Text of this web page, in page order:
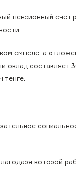
пенсионный счет
смысле, а
оклад составляет
тенге.
которой